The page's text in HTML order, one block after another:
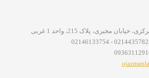
مخبری، پلاک 215، واحد 1 غربی